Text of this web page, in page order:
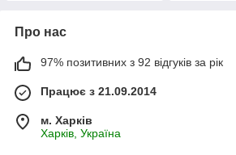
Про нас
97% позитивних з 92 відгуків за рік
Працює з 21.09.2014
м. Харків
Харків, Україна